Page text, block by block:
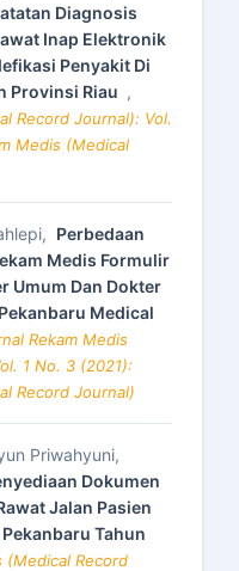
Diagnosis
Inap Elektronik
Penyakit Di
Provinsi Riau ,
Record Journal): Vol.
Medis (Medical
Perbedaan
Medis Formulir
Umum Dan Dokter
Medical
Rekam Medis
1 No. 3 (2021):
Record Journal)
Priwahyuni,
Dokumen
Jalan Pasien
Tahun
(Medical Record